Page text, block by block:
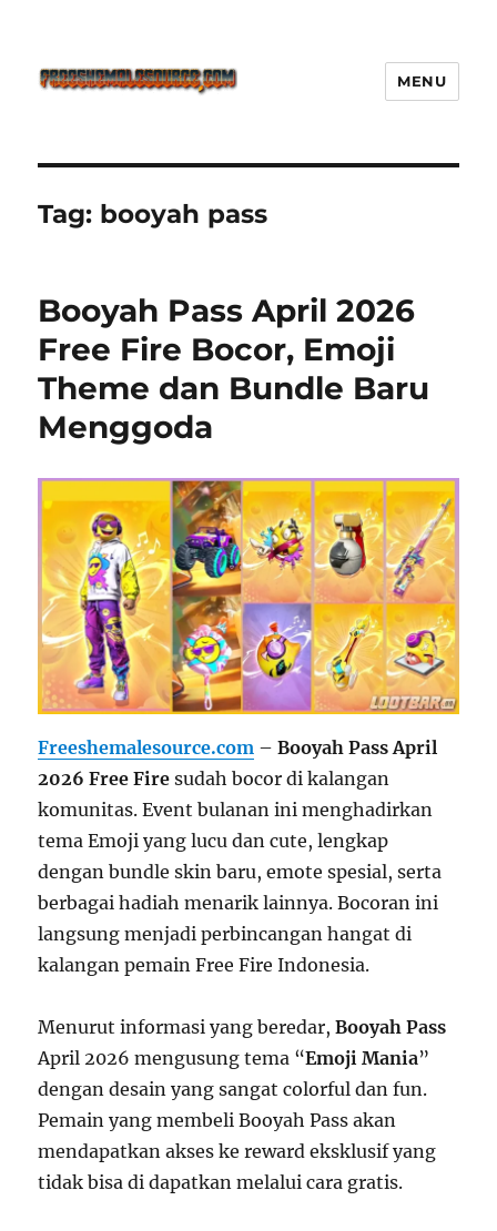
Defense Main Game Ini Pasti
Ketagihan!
MENU
Tag: booyah pass
Booyah Pass April 2026
Free Fire Bocor, Emoji
Theme dan Bundle Baru
Menggoda
Freeshemalesource.com –Booyah Pass April
2026 Free Fire sudah bocor di kalangan
komunitas. Event bulanan ini menghadirkan
tema Emoji yang lucu dan cute, lengkap
dengan bundle skin baru, emote spesial, serta
berbagai hadiah menarik lainnya. Bocoran ini
langsung menjadi perbincangan hangat di
kalangan pemain Free Fire Indonesia.
Menurut informasi yang beredar, Booyah Pass
April 2026 mengusung tema “Emoji Mania”
dengan desain yang sangat colorful dan fun.
Pemain yang membeli Booyah Pass akan
mendapatkan akses ke reward eksklusif yang
tidak bisa di dapatkan melalui cara gratis.